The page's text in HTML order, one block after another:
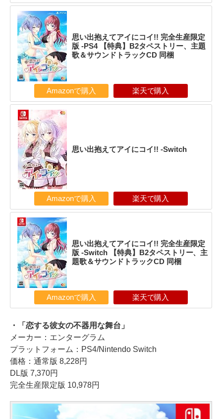
思い出抱えてアイにコイ!! 完全生産限定
版 -PS4 【特典】B2タペストリー、主題
歌＆サウンドトラックCD 同梱
Amazonで購入 楽天で購入
思い出抱えてアイにコイ!! -Switch
Amazonで購入 楽天で購入
思い出抱えてアイにコイ!! 完全生産限定
版 -Switch 【特典】B2タペストリー、主
題歌＆サウンドトラックCD 同梱
Amazonで購入 楽天で購入
・「恋する彼女の不器用な舞台」
メーカー：エンターグラム
プラットフォーム：PS4/Nintendo Switch
価格：通常版 8,228円
DL版 7,370円
完全生産限定版 10,978円